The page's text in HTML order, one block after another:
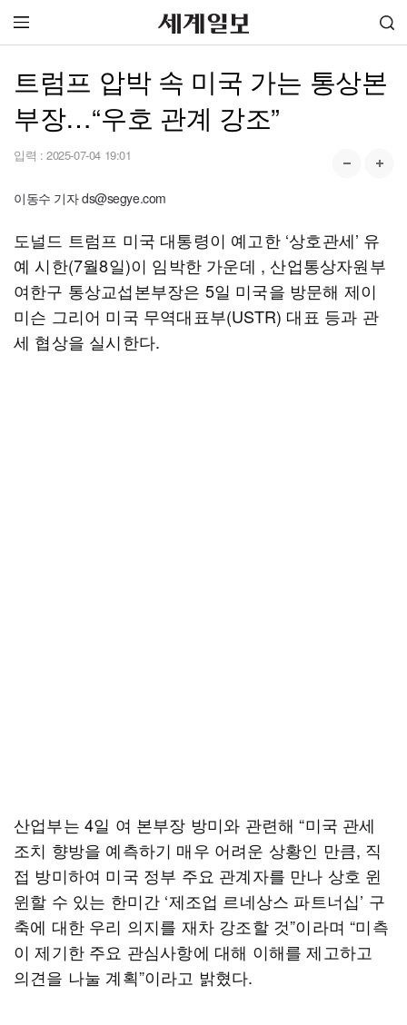
트럼프 압박 속 미국 가는 통상본
부장…“우호 관계 강조”
입력 : 2025-07-04 19:01
이동수 기자 ds@segye.com
도널드 트럼프 미국 대통령이 예고한 ‘상호관세’ 유
예 시한(7월8일)이 임박한 가운데 , 산업통상자원부
여한구 통상교섭본부장은 5일 미국을 방문해 제이
미슨 그리어 미국 무역대표부(USTR) 대표 등과 관
세 협상을 실시한다.
산업부는 4일 여 본부장 방미와 관련해 “미국 관세
조치 향방을 예측하기 매우 어려운 상황인 만큼, 직
접 방미하여 미국 정부 주요 관계자를 만나 상호 윈
윈할 수 있는 한미간 ‘제조업 르네상스 파트너십’ 구
축에 대한 우리 의지를 재차 강조할 것”이라며 “미측
이 제기한 주요 관심사항에 대해 이해를 제고하고
의견을 나눌 계획”이라고 밝혔다.